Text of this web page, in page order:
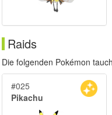
Raids
Die folgenden Pokémon
#025
Pikachu